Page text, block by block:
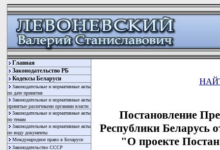
Главная
Законодательство РБ
Кодексы Беларуси
Законодательные и нормативные акты
по дате принятия
Законодательные и нормативные акты
принятые различными органами власти
Законодательные и нормативные акты
по темам
Законодательные и нормативные акты
по виду документы
Международное право в Беларуси
Законодательство СССР
Постановление
Республики Беларусь
"О проекте